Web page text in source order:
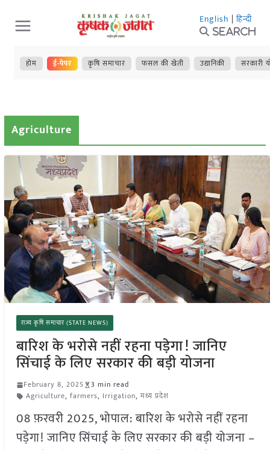
Skip
to
content
English | हिन्दी
Search
होम ई-पेपर कृषि समाचार फसल की खेती उद्यानिकी सरकारी
Agriculture
राज्य कृषि समाचार (STATE NEWS)
बारिश के भरोसे नहीं रहना पड़ेगा! जानिए
सिंचाई के लिए सरकार की बड़ी योजना
February 8, 2025
3 min read
Agriculture, farmers, Irrigation, मध्य प्रदेश
08 फ़रवरी 2025, भोपाल: बारिश के भरोसे नहीं रहना
पड़ेगा! जानिए सिंचाई के लिए सरकार की बड़ी योजना –